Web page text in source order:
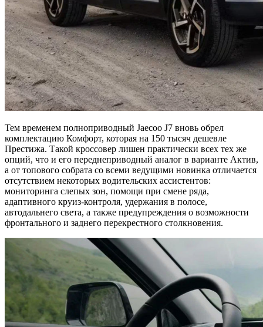
Тем временем полноприводный Jaecoo J7 вновь обрел
комплектацию Комфорт, которая на 150 тысяч дешевле
Престижа. Такой кроссовер лишен практически всех тех же
опций, что и его переднеприводный аналог в варианте Актив,
а от топового собрата со всеми ведущими новинка отличается
отсутствием некоторых водительских ассистентов:
мониторинга слепых зон, помощи при смене ряда,
адаптивного круиз-контроля, удержания в полосе,
автодальнего света, а также предупреждения о возможности
фронтального и заднего перекрестного столкновения.